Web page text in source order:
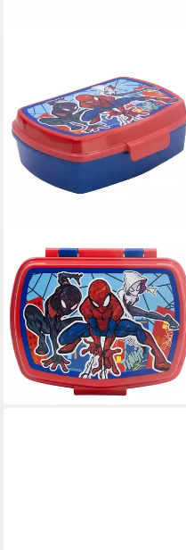
MARVEL
Lunchbox Marvel Spiderman
2 teiliges Kinder Set Brotdose
Trinkflasche 410 ml, (2-tlg.,
Spar-Set)
15,90 €
lieferbar - in 4-5 Werktagen bei dir